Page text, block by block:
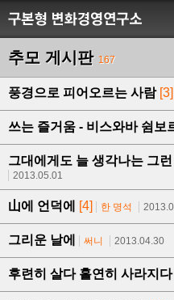
추모 게시판 167
풍경으로 피어오르는 사람 [3]
쓰는 즐거움 - 비스와바 쉼보
그대에게도 늘 생각나는 그
2013.05.01
山에 언덕에 [4] 한 명석
그리운 날에 써니 2013.04.30
후련히 살다 홀연히 사라지다